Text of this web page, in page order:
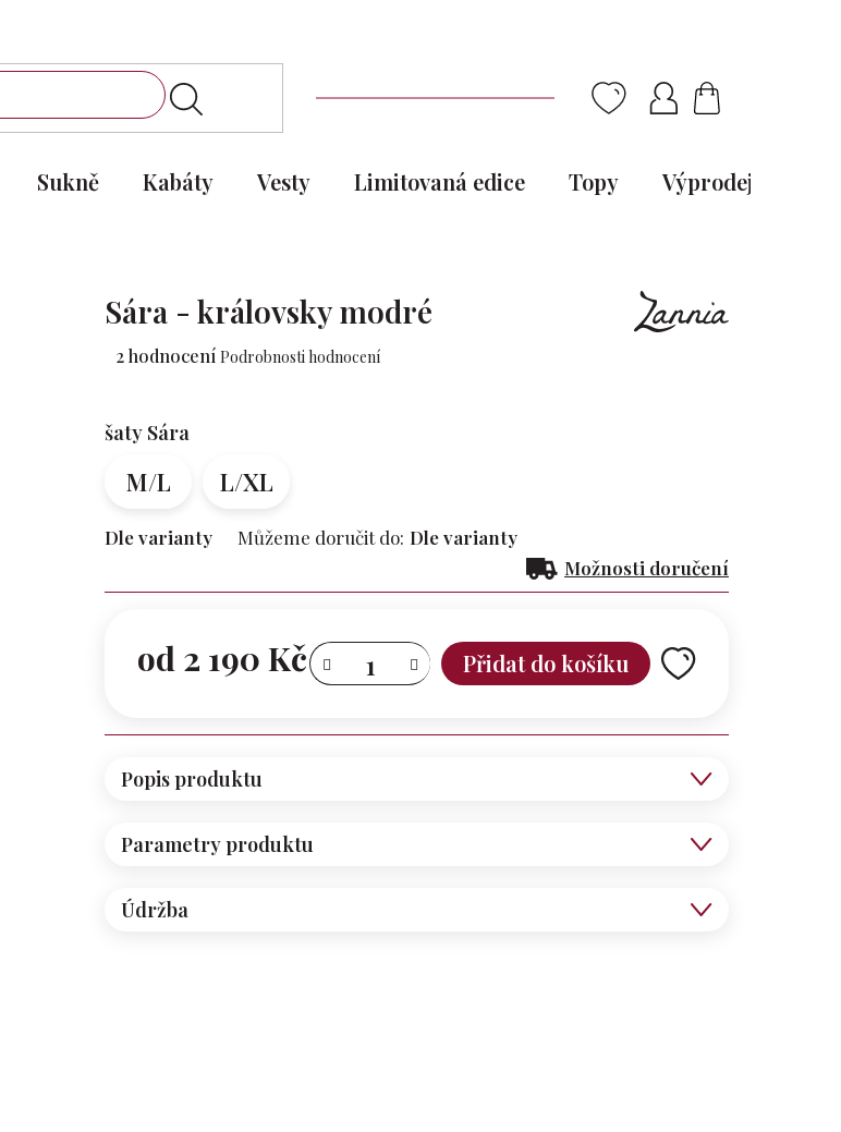
NÁKUPNÍ
KOŠÍK
Sukně Kabáty Vesty Limitovaná edice Topy Výprodej
šaty Sára
M/L L/XL
Dle varianty Můžeme doručit do: Dle varianty
Možnosti doručení
od 2 190 Kč Přidat do košíku
Sára - královsky modré
Průměrné
je
4,5
hvězdiček.
2 hodnocení Podrobnosti hodnocení
Údržba
Parametry produktu
Popis produktu